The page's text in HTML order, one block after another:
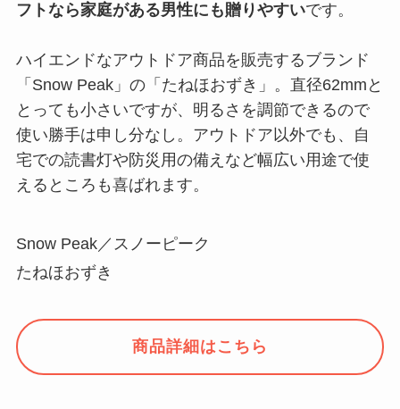
フトなら家庭がある男性にも贈りやすいです。
ハイエンドなアウトドア商品を販売するブランド
「Snow Peak」の「たねほおずき」。直径62mmと
とっても小さいですが、明るさを調節できるので
使い勝手は申し分なし。アウトドア以外でも、自
宅での読書灯や防災用の備えなど幅広い用途で使
えるところも喜ばれます。
Snow Peak／スノーピーク
たねほおずき
商品詳細はこちら